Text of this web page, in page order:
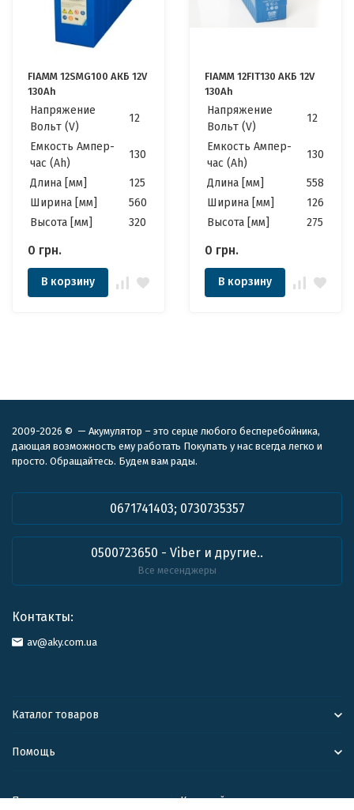
FIAMM 12SMG100 АКБ 12V
130Ah
Напряжение
Вольт (V)
12
Емкость Ампер-
час (Ah)
130
Длина [мм]
125
Ширина [мм]
560
Высота [мм]
320
0 грн.
В корзину
FIAMM 12FIT130 АКБ 12V
130Ah
Напряжение
Вольт (V)
12
Емкость Ампер-
час (Ah)
130
Длина [мм]
558
Ширина [мм]
126
Высота [мм]
275
0 грн.
В корзину
2009-2026 © — Акумулятор – это серце любого бесперебойника,
дающая возможность ему работать Покупать у нас всегда легко и
просто. Обращайтесь. Будем вам рады.
0671741403; 0730735357
0500723650 - Viber и другие..
Все месенджеры
Контакты:
av@aky.com.ua
Каталог товаров
Помощь
Политика персональных данных Карта сайта